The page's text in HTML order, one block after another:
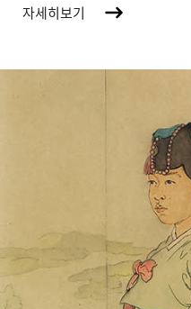
자세히보기